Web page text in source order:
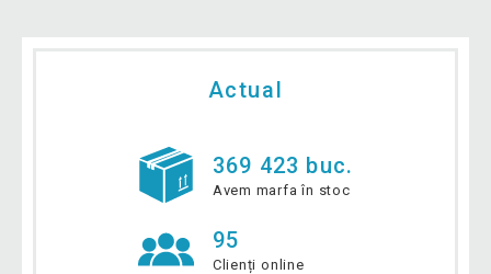
Actual
369 423 buc.
Avem marfa în stoc
95
Clienți online